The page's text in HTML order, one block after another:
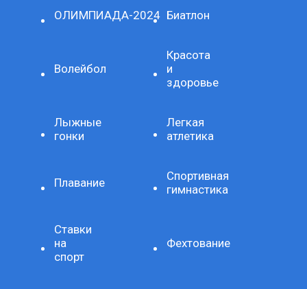
ОЛИМПИАДА-2024 Биатлон
Волейбол
Красота
и
здоровье
Лыжные
гонки
Легкая
атлетика
Плавание
Спортивная
гимнастика
Ставки
на
спорт
Фехтование